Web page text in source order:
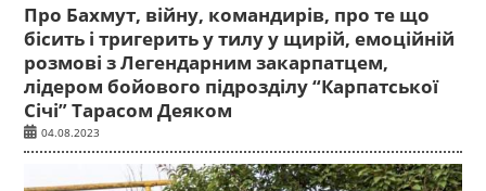
Про Бахмут, війну, командирів, про те що
бісить і тригерить у тилу у щирій, емоційній
розмові з Легендарним закарпатцем,
лідером бойового підрозділу “Карпатської
Січі” Тарасом Деяком
04.08.2023